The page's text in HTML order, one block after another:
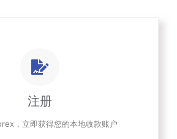
注册
，立即获得您的本地收款账户